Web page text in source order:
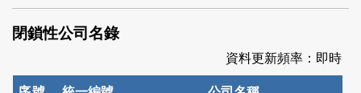
索
閉鎖性公司名錄
資料更新頻率：即時